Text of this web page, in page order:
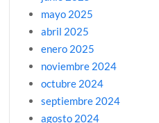
mayo 2025
abril 2025
enero 2025
noviembre 2024
octubre 2024
septiembre 2024
agosto 2024